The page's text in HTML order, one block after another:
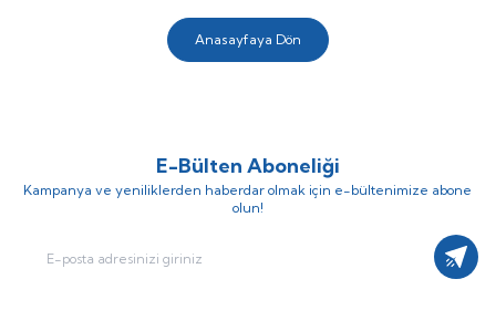
Anasayfaya Dön
E-Bülten Aboneliği
Kampanya ve yeniliklerden haberdar olmak için e-bültenimize abone
olun!